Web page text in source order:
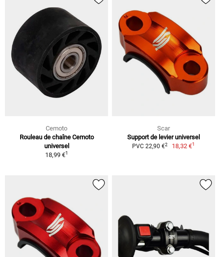
Cemoto
Rouleau de chaîne Cemoto
universel
18,99 €1
Scar
Support de levier universel
PVC 22,90 €2 18,32 €1